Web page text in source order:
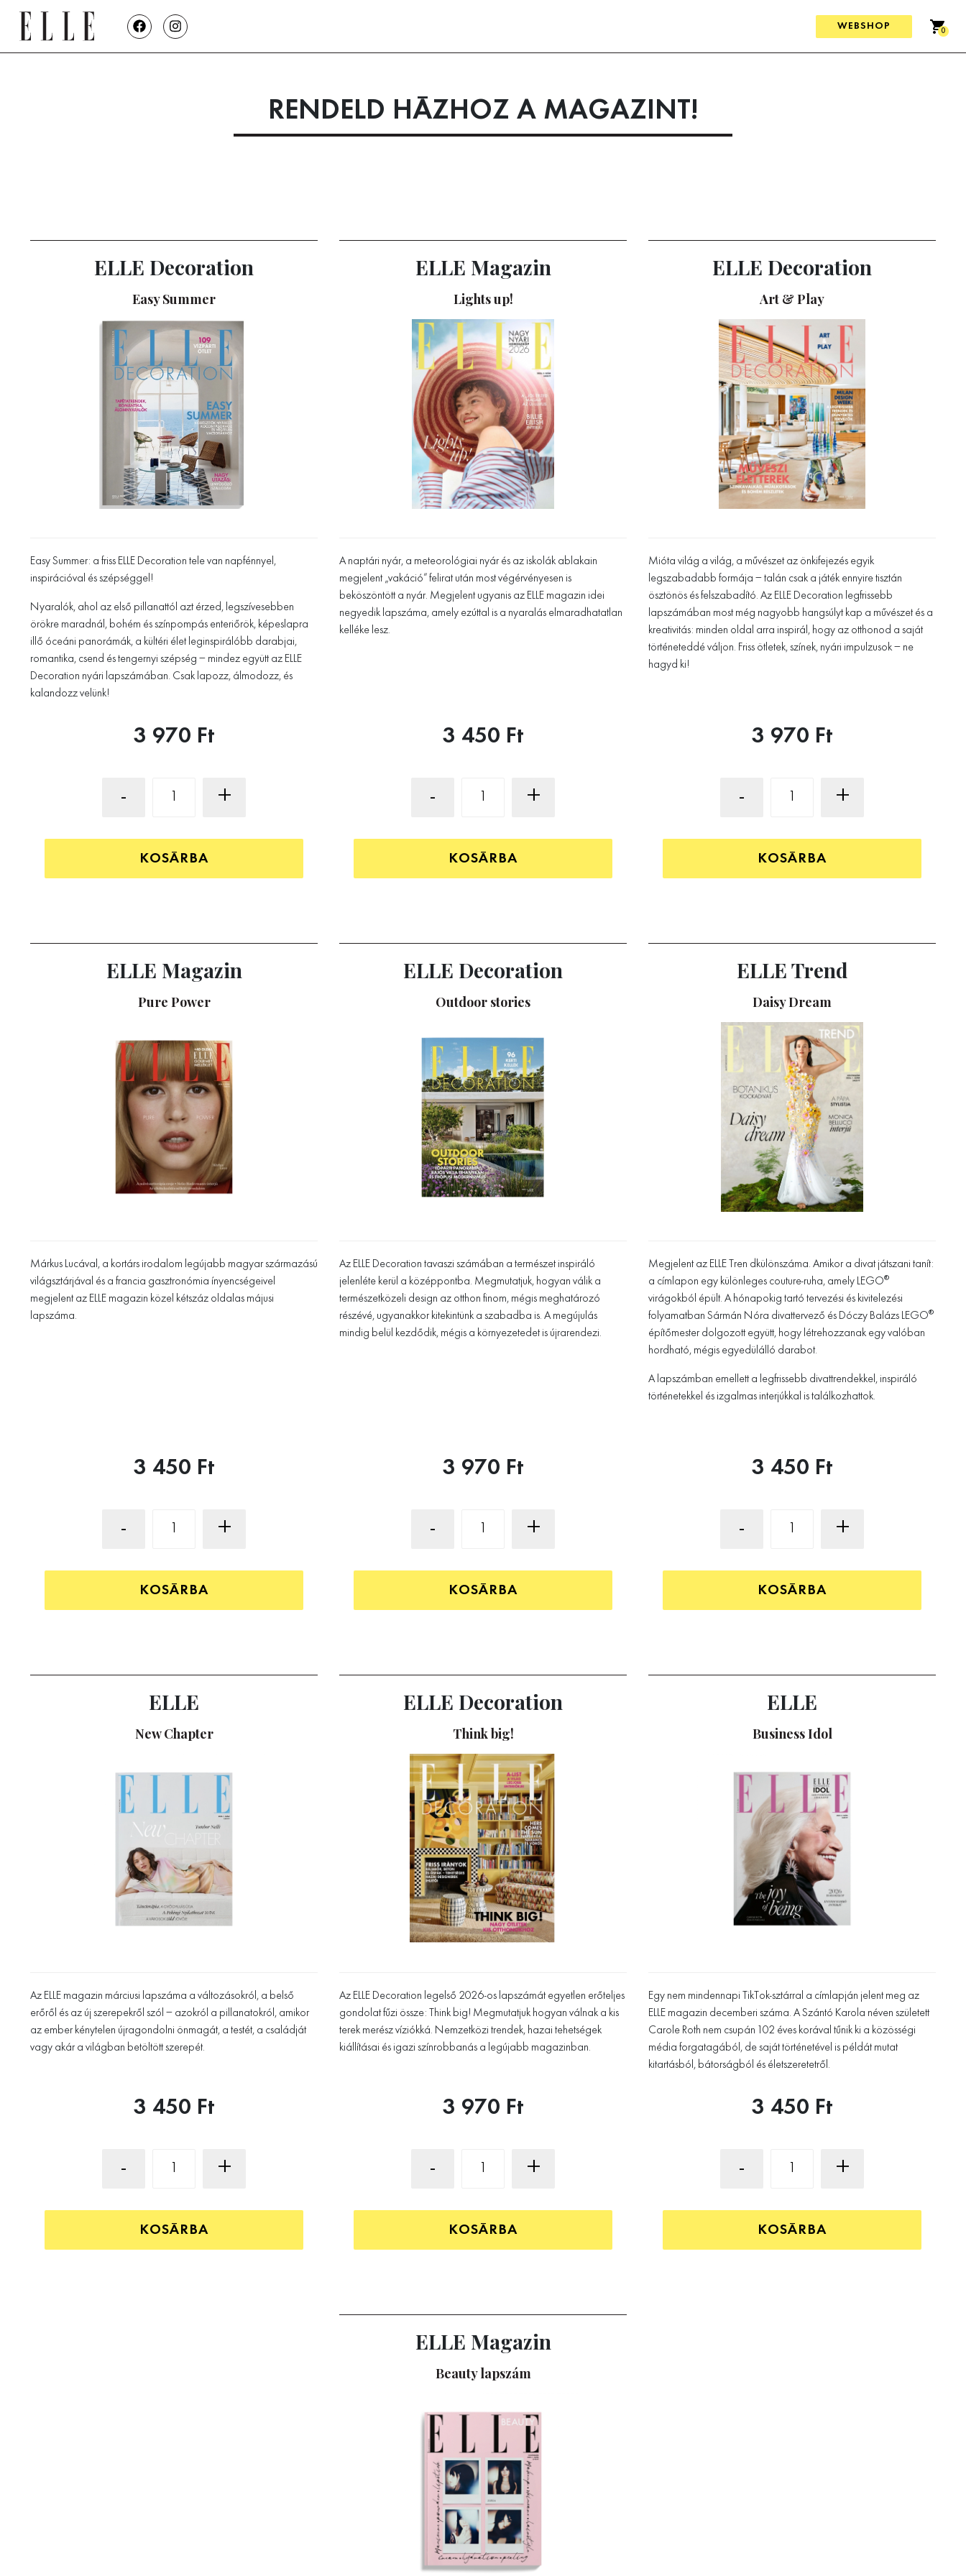
WEBSHOP 0
RENDELD HÁZHOZ A MAGAZINT!
ELLE Decoration
Easy Summer
Easy Summer: a friss ELLE Decoration tele van napfénnyel,
inspirációval és szépséggel!
Nyaralók, ahol az első pillanattól azt érzed, legszívesebben
örökre maradnál, bohém és színpompás enteriőrök, képeslapra
illő óceáni panorámák, a kültéri élet leginspirálóbb darabjai,
romantika, csend és tengernyi szépség – mindez együtt az ELLE
Decoration nyári lapszámában. Csak lapozz, álmodozz, és
kalandozz velünk!
3 970 Ft
- +
KOSÁRBA
ELLE Magazin
Lights up!
A naptári nyár, a meteorológiai nyár és az iskolák ablakain
megjelent „vakáció” felirat után most végérvényesen is
beköszöntött a nyár. Megjelent ugyanis az ELLE magazin idei
negyedik lapszáma, amely ezúttal is a nyaralás elmaradhatatlan
kelléke lesz.
3 450 Ft
- +
KOSÁRBA
ELLE Decoration
Art & Play
Mióta világ a világ, a művészet az önkifejezés egyik
legszabadabb formája – talán csak a játék ennyire tisztán
ösztönös és felszabadító. Az ELLE Decoration legfrissebb
lapszámában most még nagyobb hangsúlyt kap a művészet és a
kreativitás: minden oldal arra inspirál, hogy az otthonod a saját
történeteddé váljon. Friss ötletek, színek, nyári impulzusok – ne
hagyd ki!
3 970 Ft
- +
KOSÁRBA
ELLE Magazin
Pure Power
Márkus Lucával, a kortárs irodalom legújabb magyar származású
világsztárjával és a francia gasztronómia ínyencségeivel
megjelent az ELLE magazin közel kétszáz oldalas májusi
lapszáma.
3 450 Ft
- +
KOSÁRBA
ELLE Decoration
Outdoor stories
Az ELLE Decoration tavaszi számában a természet inspiráló
jelenléte kerül a középpontba. Megmutatjuk, hogyan válik a
természetközeli design az otthon finom, mégis meghatározó
részévé, ugyanakkor kitekintünk a szabadba is. A megújulás
mindig belül kezdődik, mégis a környezetedet is újrarendezi.
3 970 Ft
- +
KOSÁRBA
ELLE Trend
Daisy Dream
Megjelent az ELLE Tren dkülönszáma. Amikor a divat játszani tanít:
a címlapon egy különleges couture-ruha, amely LEGO®
virágokból épült. A hónapokig tartó tervezési és kivitelezési
folyamatban Sármán Nóra divattervező és Dóczy Balázs LEGO®
építőmester dolgozott együtt, hogy létrehozzanak egy valóban
hordható, mégis egyedülálló darabot.
A lapszámban emellett a legfrissebb divattrendekkel, inspiráló
történetekkel és izgalmas interjúkkal is találkozhattok.
3 450 Ft
- +
KOSÁRBA
ELLE
New Chapter
Az ELLE magazin márciusi lapszáma a változásokról, a belső
erőről és az új szerepekről szól – azokról a pillanatokról, amikor
az ember kénytelen újragondolni önmagát, a testét, a családját
vagy akár a világban betöltött szerepét.
3 450 Ft
- +
KOSÁRBA
ELLE Decoration
Think big!
Az ELLE Decoration legelső 2026-os lapszámát egyetlen erőteljes
gondolat fűzi össze: Think big! Megmutatjuk hogyan válnak a kis
terek merész víziókká. Nemzetközi trendek, hazai tehetségek
kiállításai és igazi színrobbanás a legújabb magazinban.
3 970 Ft
- +
KOSÁRBA
ELLE
Business Idol
Egy nem mindennapi TikTok-sztárral a címlapján jelent meg az
ELLE magazin decemberi száma. A Szántó Karola néven született
Carole Roth nem csupán 102 éves korával tűnik ki a közösségi
média forgatagából, de saját történetével is példát mutat
kitartásból, bátorságból és életszeretetről.
3 450 Ft
- +
KOSÁRBA
ELLE Magazin
Beauty lapszám